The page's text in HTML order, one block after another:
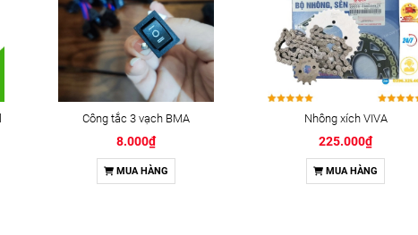
Công tắc 3 vạch BMA
8.000₫
MUA HÀNG
Nhông xích VIVA
225.000₫
MUA HÀNG